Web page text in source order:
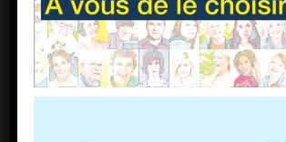
visuel gentile
14 février 2018